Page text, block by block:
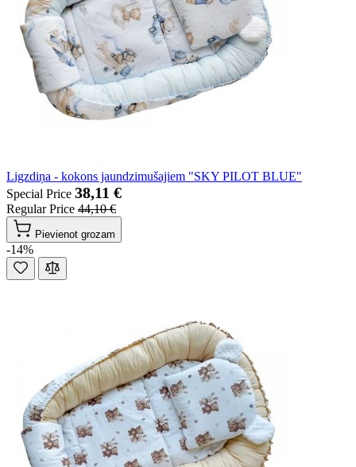
Ligzdiņa - kokons jaundzimušajiem "SKY PILOT BLUE"
Special Price 38,11 €
Regular Price 44,10 €
Pievienot grozam
-14%